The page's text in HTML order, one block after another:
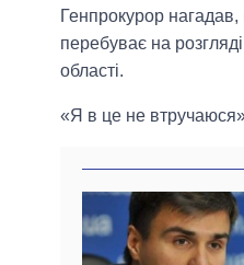
Генпрокурор
перебуває на
області.
«Я в це не